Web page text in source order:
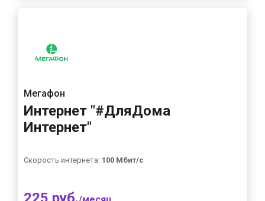
Мегафон
Интернет "#ДляДома
Интернет"
Скорость интернета: 100 Мбит/с